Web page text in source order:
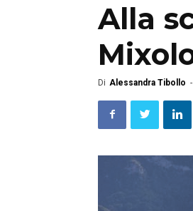
Alla
Di Alessandra Tibollo -